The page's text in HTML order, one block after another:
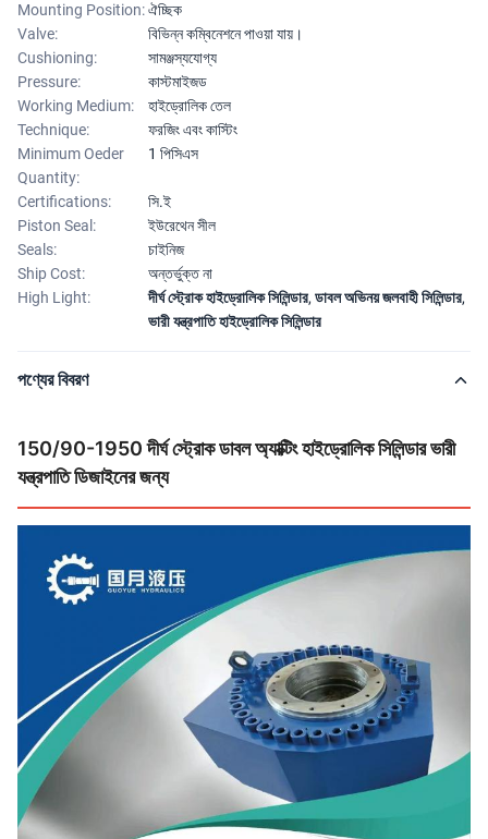
Mounting Position:ঐচ্ছিক
Valve:
বিভিন্ন কম্বিনেশনে পাওয়া যায়।
Cushioning:
সামঞ্জস্যযোগ্য
Pressure:
কাস্টমাইজড
Working Medium:
হাইড্রোলিক তেল
Technique:
ফরজিং এবং কাস্টিং
Minimum Oeder
Quantity:
1 পিসিএস
Certifications:
সি.ই
Piston Seal:
ইউরেথেন সীল
Seals:
চাইনিজ
Ship Cost:
অন্তর্ভুক্ত না
High Light:
দীর্ঘ স্ট্রোক হাইড্রোলিক সিলিন্ডার, ডাবল অভিনয় জলবাহী সিলিন্ডার,
ভারী যন্ত্রপাতি হাইড্রোলিক সিলিন্ডার
পণ্যের বিবরণ
150/90-1950 দীর্ঘ স্ট্রোক ডাবল অ্যাক্টিং হাইড্রোলিক সিলিন্ডার ভারী
যন্ত্রপাতি ডিজাইনের জন্য